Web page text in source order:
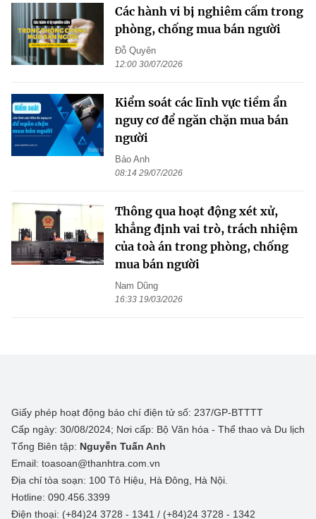
Các hành vi bị nghiêm cấm trong
phòng, chống mua bán người
Đỗ Quyên
12:00 30/07/2026
Kiểm soát các lĩnh vực tiềm ẩn
nguy cơ để ngăn chặn mua bán
người
Bảo Anh
08:14 29/07/2026
Thông qua hoạt động xét xử,
khẳng định vai trò, trách nhiệm
của toà án trong phòng, chống
mua bán người
Nam Dũng
16:33 19/03/2026
Giấy phép hoạt động báo chí điện tử số: 237/GP-BTTTT
Cấp ngày: 30/08/2024; Nơi cấp: Bộ Văn hóa - Thể thao và Du lịch
Tổng Biên tập: Nguyễn Tuấn Anh
Email: toasoan@thanhtra.com.vn
Địa chỉ tòa soạn: 100 Tô Hiệu, Hà Đông, Hà Nội.
Hotline: 090.456.3399
Điện thoại: (+84)24 3728 - 1341 / (+84)24 3728 - 1342